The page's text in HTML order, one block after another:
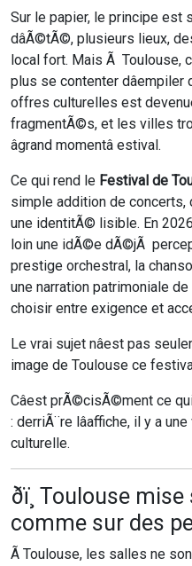
Sur le papier, le principe est
dâÃ©tÃ©, plusieurs lieux,
local fort. Mais Ã Toulouse,
plus se contenter
offres culturelles est
fragmentÃ©s, et les villes
âgrand momentâ estival.
Ce qui rend le Festival de
simple addition de concerts,
une identitÃ© lisible. En
loin une idÃ©e dÃ©jÃ
prestige orchestral, la
une narration patrimoniale
choisir entre exigence et
Le vrai sujet nâest pas
image de Toulouse ce
Câest prÃ©cisÃ©ment ce
: derriÃ¨re lâaffiche, il y a
culturelle.
ðï¸ Toulouse
comme sur des
Ã Toulouse, les salles ne